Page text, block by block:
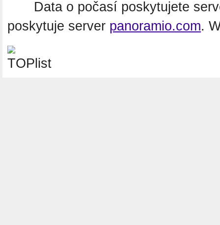
Data o počasí poskytujete
poskytuje server panoramio.com.